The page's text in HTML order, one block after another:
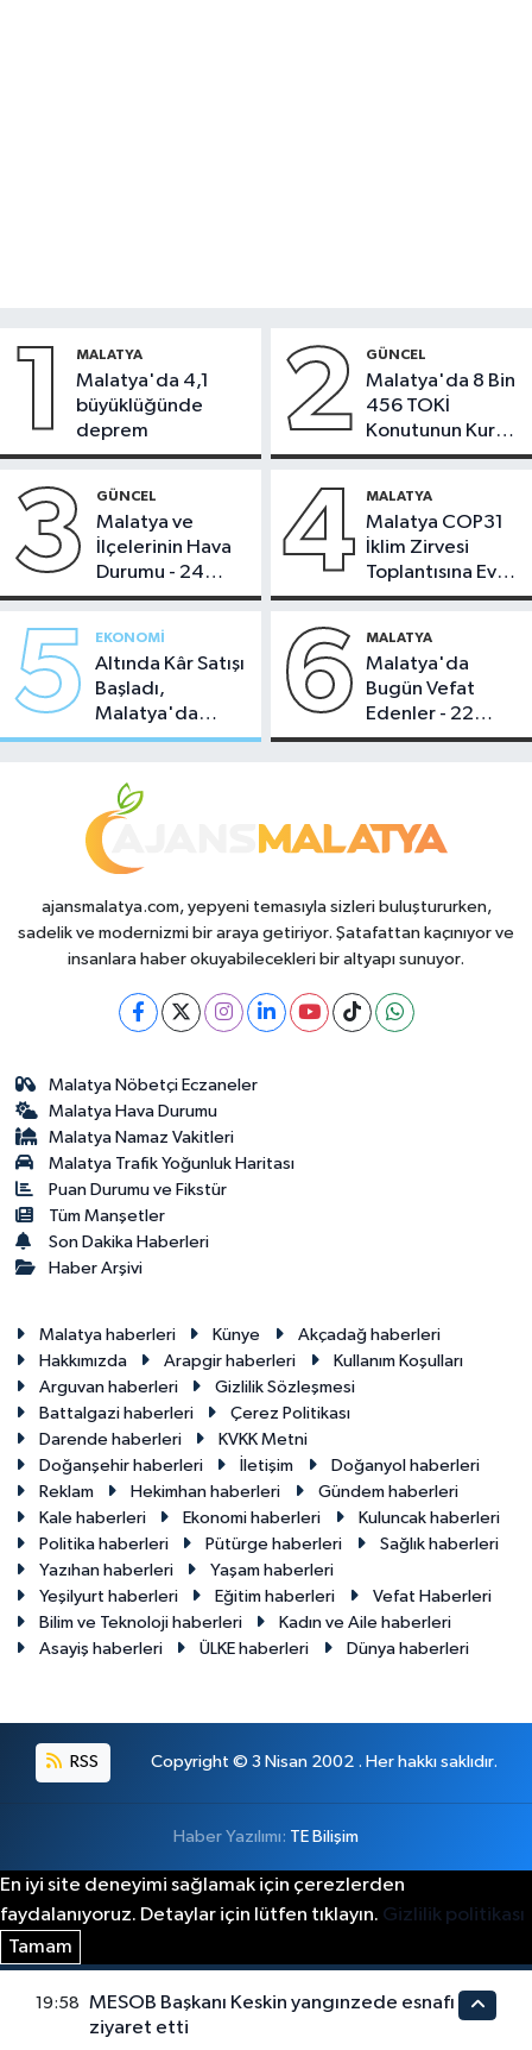
1 MALATYA
Malatya'da 4,1
büyüklüğünde
deprem
2 GÜNCEL
Malatya'da 8 Bin
456 TOKİ
Konutunun Kurası
Bugün Çekiliyor
3 GÜNCEL
Malatya ve
İlçelerinin Hava
Durumu - 24
Temmuz 2026
4 MALATYA
Malatya COP31
İklim Zirvesi
Toplantısına Ev
Sahipliği Yaptı
5 EKONOMI
Altında Kâr Satışı
Başladı,
Malatya'da
Makas Ne
6 MALATYA
Malatya'da
Bugün Vefat
Edenler - 22
Temmuz 2026
ajansmalatya.com, yepyeni temasıyla sizleri buluştururken,
sadelik ve modernizmi bir araya getiriyor. Şatafattan kaçınıyor ve
insanlara haber okuyabilecekleri bir altyapı sunuyor.
Malatya Nöbetçi Eczaneler
Malatya Hava Durumu
Malatya Namaz Vakitleri
Malatya Trafik Yoğunluk Haritası
Puan Durumu ve Fikstür
Tüm Manşetler
Son Dakika Haberleri
Haber Arşivi
Malatya haberleri Künye
Akçadağ haberleri
Hakkımızda
Arapgir haberleri
Kullanım Koşulları
Arguvan haberleri
Gizlilik Sözleşmesi
Battalgazi haberleri
Çerez Politikası
Darende haberleri
KVKK Metni
Doğanşehir haberleri
İletişim
Doğanyol haberleri
Reklam
Hekimhan haberleri
Gündem haberleri
Kale haberleri
Ekonomi haberleri
Kuluncak haberleri
Politika haberleri
Pütürge haberleri
Sağlık haberleri
Yazıhan haberleri
Yaşam haberleri
Yeşilyurt haberleri
Eğitim haberleri
Vefat Haberleri
Bilim ve Teknoloji haberleri
Kadın ve Aile haberleri
Asayiş haberleri
ÜLKE haberleri Dünya haberleri
RSS Copyright © 3 Nisan 2002 . Her hakkı saklıdır.
Haber Yazılımı: TE Bilişim
En iyi site deneyimi sağlamak için çerezlerden
faydalanıyoruz. Detaylar için lütfen tıklayın. Gizlilik politikası
Tamam
19:58
MESOB Başkanı Keskin yangınzede esnafı
ziyaret etti